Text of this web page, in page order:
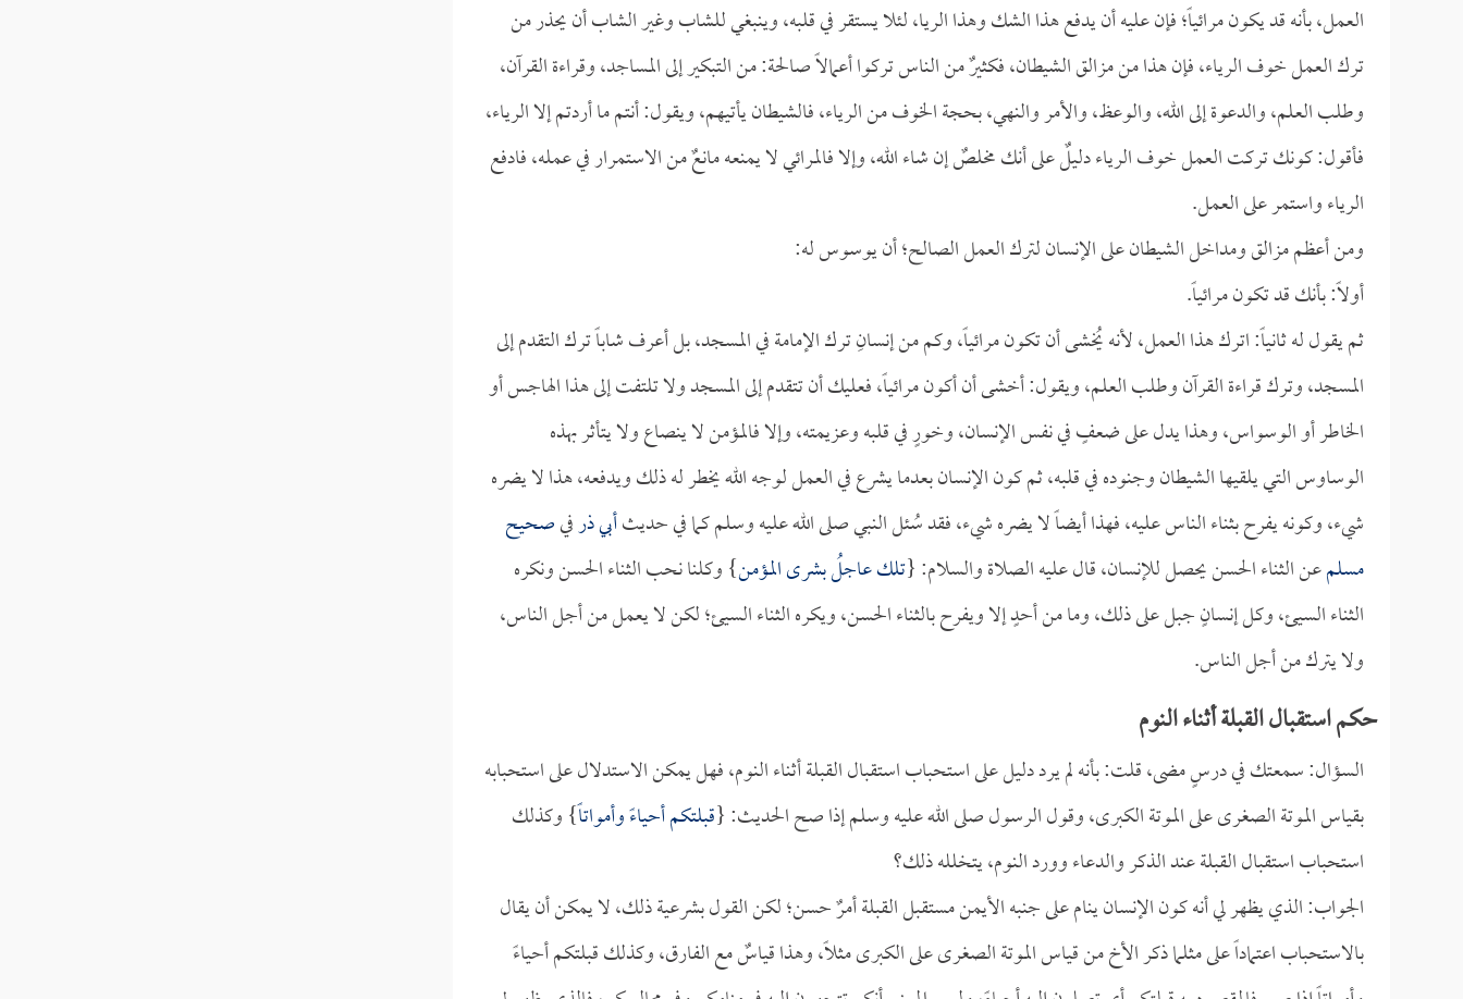
العمل، بأنه قد يكون مرائياً؛ فإن عليه أن يدفع هذا الشك وهذا الريا، لئلا يستقر في قلبه، وينبغي للشاب وغير الشاب أن يحذر من
ترك العمل خوف الرياء، فإن هذا من مزالق الشيطان، فكثيرٌ من الناس تركوا أعمالاً صالحة: من التبكير إلى المساجد، وقراءة القرآن،
وطلب العلم، والدعوة إلى الله، والوعظ، والأمر والنهي، بحجة الخوف من الرياء، فالشيطان يأتيهم، ويقول: أنتم ما أردتم إلا الرياء،
فأقول: كونك تركت العمل خوف الرياء دليلٌ على أنك مخلصٌ إن شاء الله، وإلا فالمرائي لا يمنعه مانعٌ من الاستمرار في عمله، فادفع
الرياء واستمر على العمل.
ومن أعظم مزالق ومداخل الشيطان على الإنسان لترك العمل الصالح؛ أن يوسوس له:
أولاً: بأنك قد تكون مرائياً.
ثم يقول له ثانياً: اترك هذا العمل، لأنه يُخشى أن تكون مرائياً، وكم من إنسانِ ترك الإمامة في المسجد، بل أعرف شاباً ترك التقدم إلى
المسجد، وترك قراءة القرآن وطلب العلم، ويقول: أخشى أن أكون مرائياً، فعليك أن تتقدم إلى المسجد ولا تلتفت إلى هذا الهاجس أو
الخاطر أو الوسواس، وهذا يدل على ضعفٍ في نفس الإنسان، وخورٍ في قلبه وعزيمته، وإلا فالمؤمن لا ينصاع ولا يتأثر بهذه
الوساوس التي يلقيها الشيطان وجنوده في قلبه، ثم كون الإنسان بعدما يشرع في العمل لوجه الله يخطر له ذلك ويدفعه، هذا لا يضره
شيء، وكونه يفرح بثناء الناس عليه، فهذا أيضاً لا يضره شيء، فقد سُئل النبي صلى الله عليه وسلم كما في حديثأبي ذرفيصحيح
مسلمعن الثناء الحسن يحصل للإنسان، قال عليه الصلاة والسلام: {تلك عاجلُ بشرى المؤمن} وكلنا نحب الثناء الحسن ونكره
الثناء السيئ، وكل إنسانٍ جبل على ذلك، وما من أحدٍ إلا ويفرح بالثناء الحسن، ويكره الثناء السيئ؛ لكن لا يعمل من أجل الناس،
ولا يترك من أجل الناس.
حكم استقبال القبلة أثناء النوم
السؤال: سمعتك في درسٍ مضى، قلت: بأنه لم يرد دليل على استحباب استقبال القبلة أثناء النوم، فهل يمكن الاستدلال على استحبابه
بقياس الموتة الصغرى على الموتة الكبرى، وقول الرسول صلى الله عليه وسلم إذا صح الحديث: {قبلتكم أحياءً وأمواتاً} وكذلك
استحباب استقبال القبلة عند الذكر والدعاء وورد النوم، يتخلله ذلك؟
الجواب: الذي يظهر لي أنه كون الإنسان ينام على جنبه الأيمن مستقبل القبلة أمرٌ حسن؛ لكن القول بشرعية ذلك، لا يمكن أن يقال
بالاستحباب اعتماداً على مثلما ذكر الأخ من قياس الموتة الصغرى على الكبرى مثلاً، وهذا قياسٌ مع الفارق، وكذلك قبلتكم أحياءً